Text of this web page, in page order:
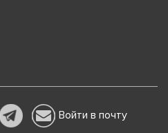
Войти в почту